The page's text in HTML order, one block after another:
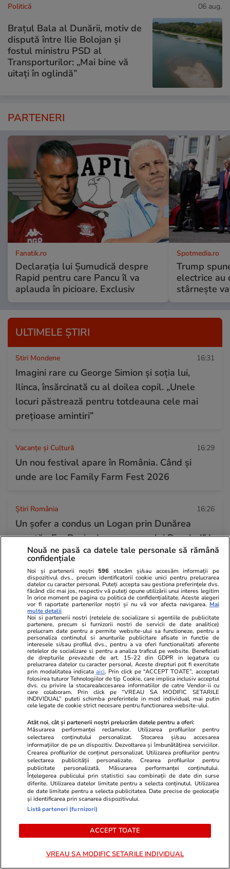
Politică 06 aug.
Brațul Bala al Dunării, motiv de
dispută între Ilie Bolojan și
fostul ministru PSD al
Transporturilor: „Mai bine vă
uitați în oglindă”
PARTENERI
Fanatik.ro
Declarația lui Șumudică despre
Rapid pentru care Pancu îl va
aplauda în picioare. Exclusiv
Spotmedia.ro
Trump
electrice au
stârnește
ULTIMELE ȘTIRI
Stiri Mondene 16:31
Imagini rare cu George Simion și soția lui,
Ilinca, însărcinată cu al doilea copil. „Unele
locuri păstrează pentru totdeauna cele mai
prețioase amintiri”
Vacanțe și Cultură 16:29
Un nou festival apare în România. Când și
unde are loc Family Farm Fest 2026
Știri România 16:26
Un șofer a condus un Logan prin Dunărea
secată: „E o Dacie de pe vremea lui Decebal” I
VIDEO
Imobiliare.ro 16:21
Ce se întâmplă cu prețurile apartamentelor,
după atacul cibernetic de la ANCPI?
Citește mai multe
TRENDING
Horoscop 12:00
Horoscop Urania | Previziuni astrologice pentru
perioada 8 – 14 august 2026. Lună Nouă în
Leu; Eclipsă totală de Soare
Știri România 07:00
Aparatură de bruiaj produsă în China, folosită
în „jaful secolului” de la Timișoara: „Produsele
noastre sunt cu caracter educațional”
Bani și Afaceri
Nouă ne pasă ca datele tale personale să rămână
confidențiale
Noi și partenerii noștri 596 stocăm și/sau accesăm informații pe
dispozitivul dvs., precum identificatorii cookie unici pentru prelucrarea
datelor cu caracter personal. Puteți accepta sau gestiona preferințele dvs.
făcând clic mai jos, respectiv vă puteți opune utilizării unui interes legitim
în orice moment pe pagina cu politica de confidențialitate. Aceste alegeri
vor fi raportate partenerilor noștri și nu vă vor afecta navigarea. Mai
multe detalii
Noi si partenerii nostri (retelele de socializare si agentiile de publicitate
partenere, precum si furnizorii nostri de servicii de date analitice)
prelucram date pentru a permite website-ului sa functioneze, pentru a
personaliza continutul si anunturile publicitare afisate in functie de
interesele si/sau profilul dvs., pentru a va oferi functionalitati aferente
retelelor de socializare si pentru a analiza traficul pe website. Beneficiati
de drepturile prevazute de art. 15-22 din GDPR in legatura cu
prelucrarea datelor cu caracter personal. Aceste drepturi pot fi exercitate
prin modalitatea indicataaici. Prin click pe “ACCEPT TOATE”, acceptati
folosirea tuturor Tehnologiilor de tip Cookie, care implica inclusiv acceptul
dvs. cu privire la stocarea/accesarea informatiilor de catre Vendor-ii cu
care colaboram. Prin click pe “VREAU SA MODIFIC SETARILE
INDIVIDUAL” puteti schimba preferintele in mod individual, mai putin
cele legate de cookie strict necesare pentru functionarea website-ului.
Atât noi, cât și partenerii noștri prelucrăm datele pentru a oferi:
Măsurarea performanței reclamelor. Utilizarea profilurilor pentru
selectarea conținutului personalizat. Stocarea și/sau accesarea
informațiilor de pe un dispozitiv. Dezvoltarea și îmbunătățirea serviciilor.
Crearea profilurilor de conținut personalizat. Utilizarea profilurilor pentru
selectarea publicității personalizate. Crearea profilurilor pentru
publicitate personalizată. Măsurarea performanței conținutului.
Înțelegerea publicului prin statistici sau combinații de date din surse
diferite. Utilizarea datelor limitate pentru a selecta conținutul. Utilizarea
de date limitate pentru a selecta publicitatea. Date precise de geolocație
și identificarea prin scanarea dispozitivului.
Listă parteneri (furnizori)
ACCEPT TOATE
VREAU SA MODIFIC SETARILE INDIVIDUAL